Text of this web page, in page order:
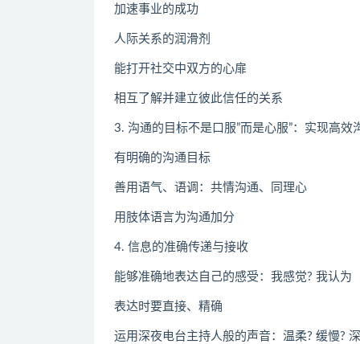
加速事业的成功
人际关系的润滑剂
能打开社交中双方的心扉
相互了解并建立彼此信任的关系
3. 沟通的目标不是口服”而是心服”：实现高效
有明确的沟通目标
善用语气、语调：共情沟通、同理心
用肢体语言为沟通加分
4. 信息的准确传递与接收
能够准确地表达自己的感受：我感觉? 我认为
表达时要直接、精确
运用深夜电台主持人般的声音：温柔? 缓慢?